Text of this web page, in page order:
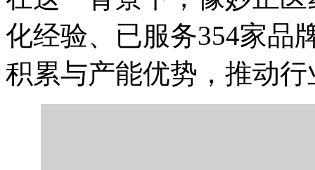
化经验、已服务354家品
积累与产能优势，推动